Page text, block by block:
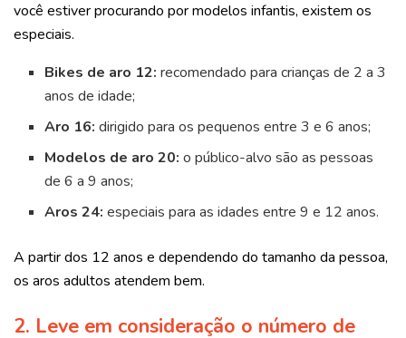
você estiver procurando por modelos infantis, existem os
especiais.
Bikes de aro 12:recomendado para crianças de 2 a 3
anos de idade;
Aro 16:dirigido para os pequenos entre 3 e 6 anos;
Modelos de aro 20: o público-alvo são as pessoas
de 6 a 9 anos;
Aros 24: especiais para as idades entre 9 e 12 anos.
A partir dos 12 anos e dependendo do tamanho da pessoa,
os aros adultos atendem bem.
2. Leve em consideração o número de